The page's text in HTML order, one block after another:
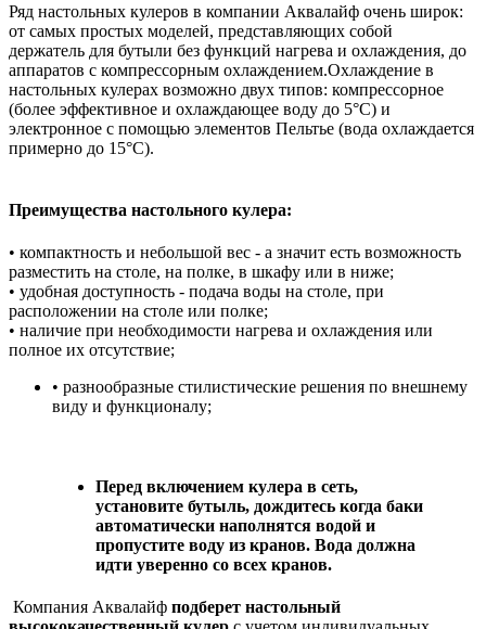
Ряд настольных кулеров в компании Аквалайф очень широк:
от самых простых моделей, представляющих собой
держатель для бутыли без функций нагрева и охлаждения, до
аппаратов с компрессорным охлаждением.Охлаждение в
настольных кулерах возможно двух типов: компрессорное
(более эффективное и охлаждающее воду до 5°С) и
электронное с помощью элементов Пельтье (вода охлаждается
примерно до 15°С).
Преимущества настольного кулера:
• компактность и небольшой вес - а значит есть возможность
разместить на столе, на полке, в шкафу или в ниже;
• удобная доступность - подача воды на столе, при
расположении на столе или полке;
• наличие при необходимости нагрева и охлаждения или
полное их отсутствие;
• разнообразные стилистические решения по внешнему
виду и функционалу;
Перед включением кулера в сеть,
установите бутыль, дождитесь когда баки
автоматически наполнятся водой и
пропустите воду из кранов. Вода должна
идти уверенно со всех кранов.
Компания Аквалайф подберет настольный